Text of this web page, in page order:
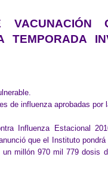
TEMPORADA
influenza aprobadas por
Influenza Estacional
que el Instituto
millón 970 mil 779 dosis